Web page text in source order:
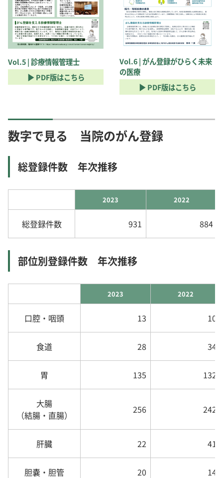
Vol.5 | 診療情報管理士
▶ PDF版はこちら
Vol.6 | がん登録がひらく未来
の医療
▶ PDF版はこちら
数字で見る 当院のがん登録
総登録件数 年次推移
2023 2022
総登録件数 931 884
部位別登録件数 年次推移
2023 2022
口腔・咽頭 13 10
食道 28 34
胃 135 132
大腸
（結腸・直腸）
256 242
肝臓 22 41
胆嚢・胆管 20 14